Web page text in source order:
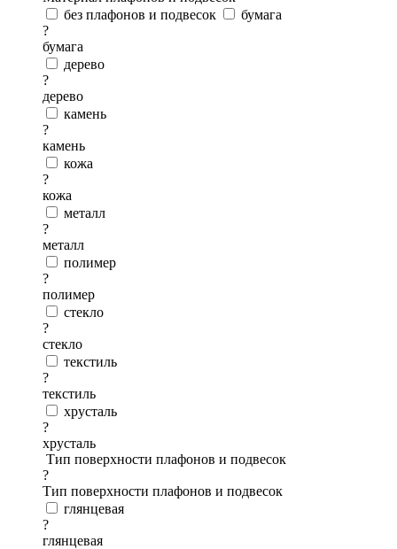
без плафонов и подвесок
бумага
?
бумага
дерево
?
дерево
камень
?
камень
кожа
?
кожа
металл
?
металл
полимер
?
полимер
стекло
?
стекло
текстиль
?
текстиль
хрусталь
?
хрусталь
Тип поверхности плафонов и подвесок
?
Тип поверхности плафонов и подвесок
глянцевая
?
глянцевая